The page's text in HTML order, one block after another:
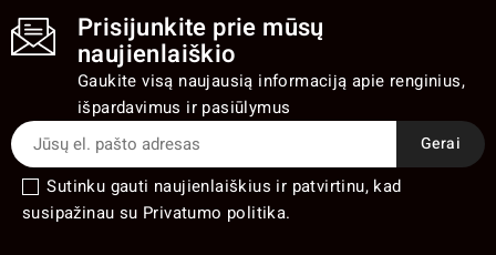
Prisijunkite prie mūsų
naujienlaiškio
Gaukite visą naujausią informaciją apie renginius,
išpardavimus ir pasiūlymus
Sutinku gauti naujienlaiškius ir patvirtinu, kad
susipažinau su Privatumo politika.